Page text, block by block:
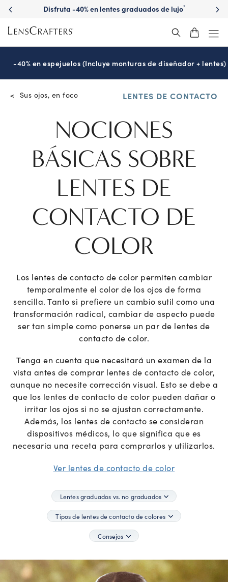
Disfruta -40% en lentes graduados de lujo*
-40% en espejuelos (Incluye monturas de diseñador + lentes)
< Sus ojos, en foco LENTES DE CONTACTO
NOCIONES
BÁSICAS SOBRE
LENTES DE
CONTACTO DE
COLOR
Los lentes de contacto de color permiten cambiar
temporalmente el color de los ojos de forma
sencilla. Tanto si prefiere un cambio sutil como una
transformación radical, cambiar de aspecto puede
ser tan simple como ponerse un par de lentes de
contacto de color.
Tenga en cuenta que necesitará un examen de la
vista antes de comprar lentes de contacto de color,
aunque no necesite corrección visual. Esto se debe a
que los lentes de contacto de color pueden dañar o
irritar los ojos si no se ajustan correctamente.
Además, los lentes de contacto se consideran
dispositivos médicos, lo que significa que es
necesaria una receta para comprarlos y utilizarlos.
Ver lentes de contacto de color
Lentes graduados vs. no graduados
Tipos de lentes de contacto de colores
Consejos